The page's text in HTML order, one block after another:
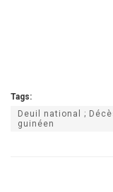
Tags:
Deuil national ;
guinéen